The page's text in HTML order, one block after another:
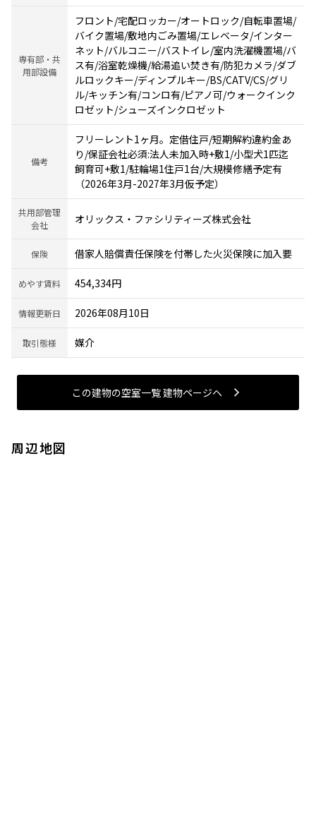
専有部・共
用部設備
フロント/宅配ロッカー/オートロック/自転車置場/
バイク置場/敷地内ごみ置場/エレベータ/インター
ネット/バルコニー/バストイレ/室内洗濯機置場/バ
ス有/浴室乾燥機/給湯追い焚き有/防犯カメラ/ダブ
ルロックキー/ディンプルキー/BS/CATV/CS/グリ
ル/キッチン有/コンロ有/ピアノ可/ウォークインク
ロゼット/シューズインクロゼット
備考
フリーレント1ヶ月。定借住戸/短期解約違約金あ
り/保証会社必須:法人未加入時+敷1/小型犬1匹迄
飼育可+敷1/駐輪場1住戸1台/大規模修繕予定有
（2026年3月-2027年3月仮予定）
共用部管理
会社
オリックス・ファシリティーズ株式会社
保険 借家人賠償責任保険を付帯した火災保険に加入要
めやす賃料 454,334円
情報更新日 2026年08月10日
取引態様 媒介
この建物の空室一覧 建物ページヘ
周辺地図